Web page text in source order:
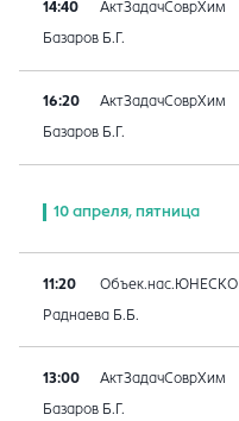
14:40 АктЗадачСоврХим
Базаров Б.Г.
16:20 АктЗадачСоврХим
Базаров Б.Г.
10 апреля, пятница
11:20 Объек.нас.ЮНЕСКО
Раднаева Б.Б.
13:00 АктЗадачСоврХим
Базаров Б.Г.